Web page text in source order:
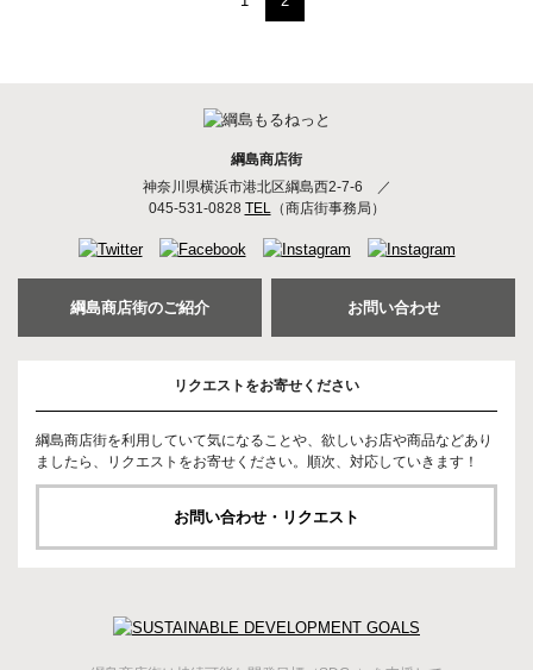
綱島商店街
神奈川県横浜市港北区綱島西2-7-6
／
045-531-0828 TEL（商店街事務局）
綱島商店街のご紹介 お問い合わせ
リクエストをお寄せください
綱島商店街を利用していて気になることや、欲しいお店や商品などあり
ましたら、リクエストをお寄せください。順次、対応していきます！
お問い合わせ・リクエスト